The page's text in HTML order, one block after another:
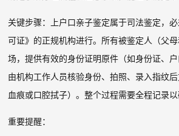
关键步骤：上户口亲子鉴定属于司法鉴定，
可证》的正规机构进行。所有被鉴定人（父
场，提供有效的身份证明原件（如身份证、户
由机构工作人员核验身份、拍照、录入指纹
血痕或口腔拭子）。整个过程需要全程记录以
重要提醒：